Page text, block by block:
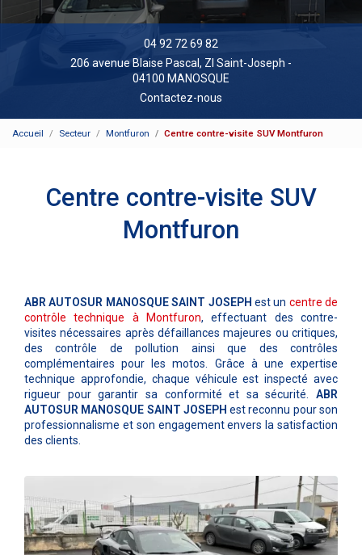
04 92 72 69 82
206 avenue Blaise Pascal, ZI Saint-Joseph -
04100 MANOSQUE
Contactez-nous
Accueil Secteur Montfuron Centre contre-visite SUV Montfuron
Centre contre-visite SUV
Montfuron
ABR AUTOSUR MANOSQUE SAINT JOSEPH est un centre de
contrôle technique à Montfuron, effectuant des contre-
visites nécessaires après défaillances majeures ou critiques,
des contrôle de pollution ainsi que des contrôles
complémentaires pour les motos. Grâce à une expertise
technique approfondie, chaque véhicule est inspecté avec
rigueur pour garantir sa conformité et sa sécurité. ABR
AUTOSUR MANOSQUE SAINT JOSEPH est reconnu pour son
professionnalisme et son engagement envers la satisfaction
des clients.